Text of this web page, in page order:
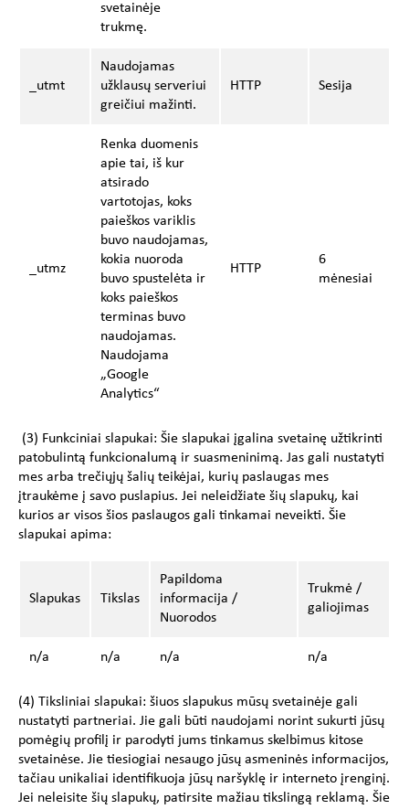
svetainėje
trukmę.
_utmt
Naudojamas
užklausų serveriui
greičiui mažinti.
HTTP Sesija
_utmz
Renka duomenis
apie tai, iš kur
atsirado
vartotojas, koks
paieškos variklis
buvo naudojamas,
kokia nuoroda
buvo spustelėta ir
koks paieškos
terminas buvo
naudojamas.
Naudojama
„Google
Analytics“
HTTP
6
mėnesiai
(3) Funkciniai slapukai: Šie slapukai įgalina svetainę užtikrinti
patobulintą funkcionalumą ir suasmeninimą. Jas gali nustatyti
mes arba trečiųjų šalių teikėjai, kurių paslaugas mes
įtraukėme į savo puslapius. Jei neleidžiate šių slapukų, kai
kurios ar visos šios paslaugos gali tinkamai neveikti. Šie
slapukai apima:
Slapukas Tikslas
Papildoma
informacija /
Nuorodos
Trukmė /
galiojimas
n/a n/a n/a n/a
(4) Tiksliniai slapukai: šiuos slapukus mūsų svetainėje gali
nustatyti partneriai. Jie gali būti naudojami norint sukurti jūsų
pomėgių profilį ir parodyti jums tinkamus skelbimus kitose
svetainėse. Jie tiesiogiai nesaugo jūsų asmeninės informacijos,
tačiau unikaliai identifikuoja jūsų naršyklę ir interneto įrenginį.
Jei neleisite šių slapukų, patirsite mažiau tikslingą reklamą. Šie